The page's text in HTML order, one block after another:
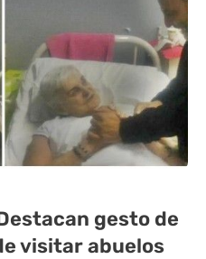
gesto de
visitar abuelos